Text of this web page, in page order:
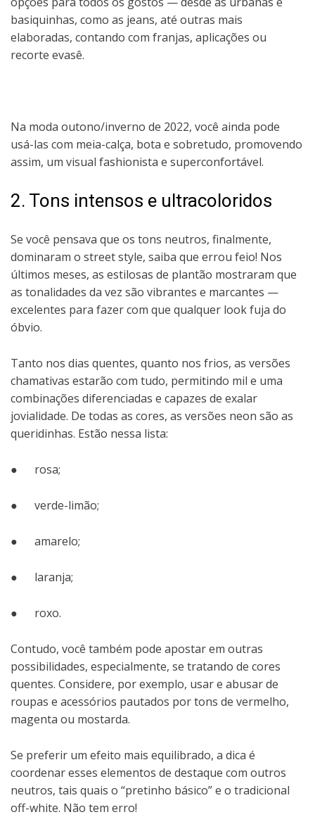
basiquinhas, como as jeans, até outras mais
elaboradas, contando com franjas, aplicações ou
recorte evasê.
Na moda outono/inverno de 2022, você ainda pode
usá-las com meia-calça, bota e sobretudo, promovendo
assim, um visual fashionista e superconfortável.
2. Tons intensos e ultracoloridos
Se você pensava que os tons neutros, finalmente,
dominaram o street style, saiba que errou feio! Nos
últimos meses, as estilosas de plantão mostraram que
as tonalidades da vez são vibrantes e marcantes —
excelentes para fazer com que qualquer look fuja do
óbvio.
Tanto nos dias quentes, quanto nos frios, as versões
chamativas estarão com tudo, permitindo mil e uma
combinações diferenciadas e capazes de exalar
jovialidade. De todas as cores, as versões neon são as
queridinhas. Estão nessa lista:
● rosa;
● verde-limão;
● amarelo;
● laranja;
● roxo.
Contudo, você também pode apostar em outras
possibilidades, especialmente, se tratando de cores
quentes. Considere, por exemplo, usar e abusar de
roupas e acessórios pautados por tons de vermelho,
magenta ou mostarda.
Se preferir um efeito mais equilibrado, a dica é
coordenar esses elementos de destaque com outros
neutros, tais quais o “pretinho básico” e o tradicional
off-white. Não tem erro!